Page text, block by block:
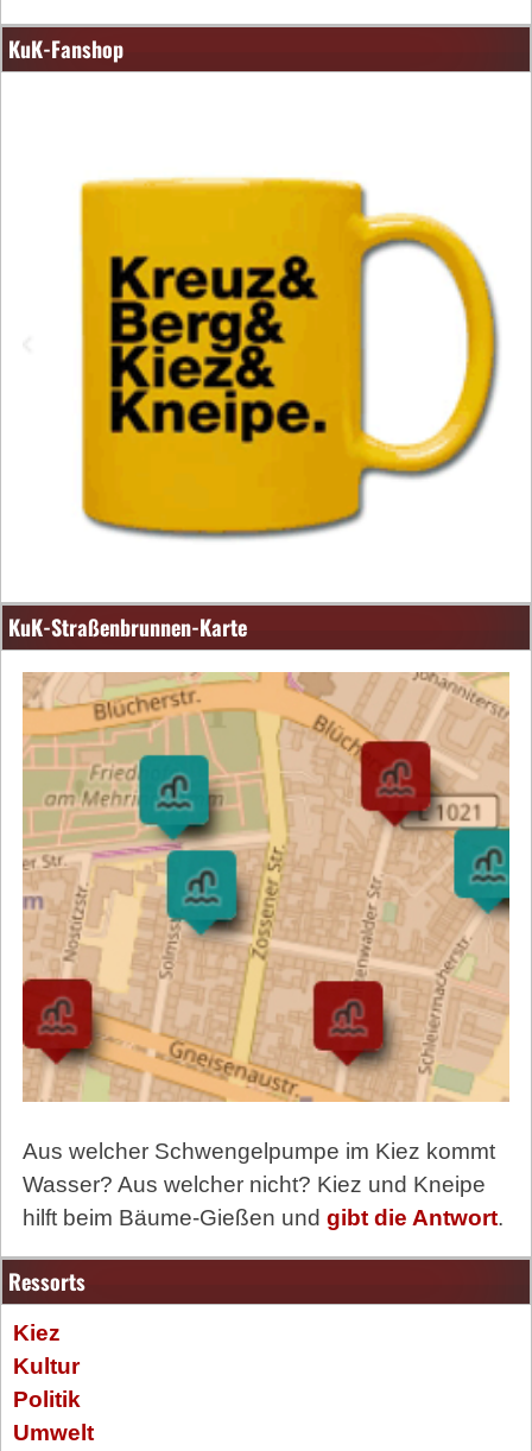
KuK-Fanshop
KuK-Straßenbrunnen-Karte
Aus welcher Schwengelpumpe im Kiez kommt
Wasser? Aus welcher nicht? Kiez und Kneipe
hilft beim Bäume-Gießen und gibt die Antwort.
Ressorts
Kiez
Kultur
Politik
Umwelt